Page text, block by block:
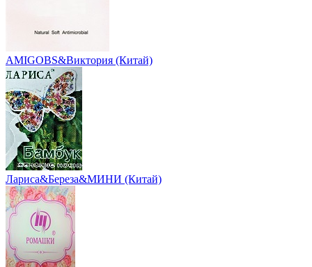
AMIGOBS&Виктория (Китай)
Лариса&Береза&МИНИ (Китай)